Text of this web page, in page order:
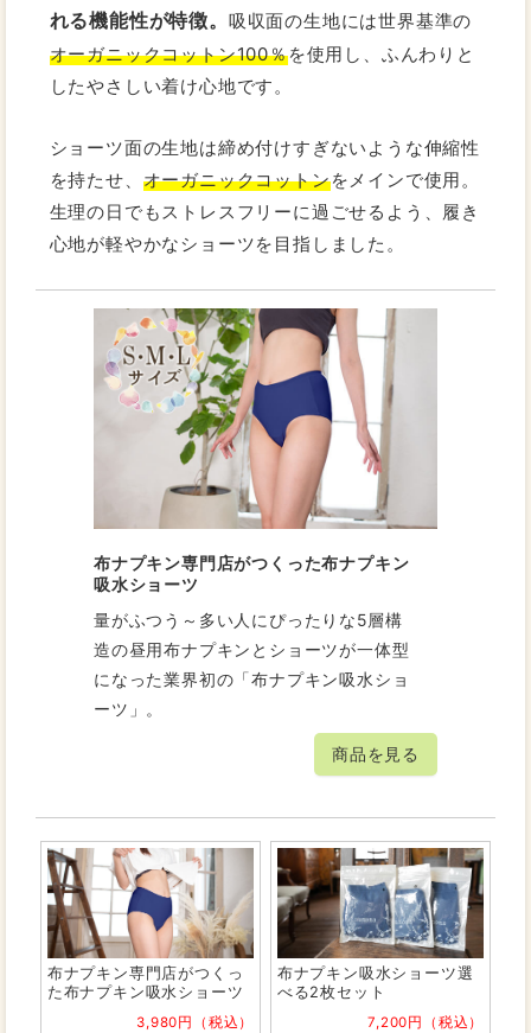
れる機能性が特徴。 吸収面の生地には世界基準の
オーガニックコットン100％を使用し、ふんわりと
したやさしい着け心地です。
ショーツ面の生地は締め付けすぎないような伸縮性
を持たせ、 オーガニックコットンをメインで使用。
生理の日でもストレスフリーに過ごせるよう、履き
心地が軽やかなショーツを目指しました。
布ナプキン専門店がつくった布ナプキン
吸水ショーツ
量がふつう～多い人にぴったりな5層構
造の昼用布ナプキンとショーツが一体型
になった業界初の「布ナプキン吸水ショ
ーツ」。
商品を見る
布ナプキン専門店がつくっ
た布ナプキン吸水ショーツ
3,980円（税込）
布ナプキン吸水ショーツ選
べる2枚セット
7,200円（税込）